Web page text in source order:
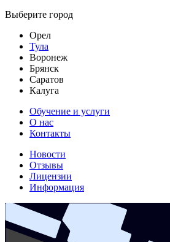
Выберите город
Орел
Тула
Воронеж
Брянск
Саратов
Калуга
Обучение и услуги
О нас
Контакты
Новости
Отзывы
Лицензии
Информация